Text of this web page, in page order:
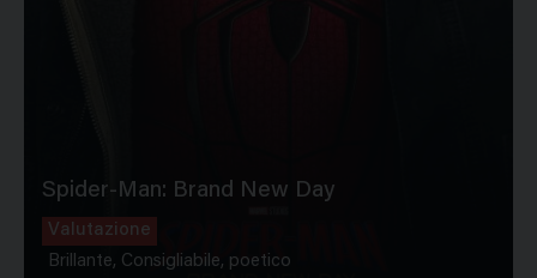
Spider-Man: Brand New Day
Valutazione
Brillante, Consigliabile, poetico